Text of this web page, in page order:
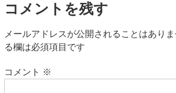
コメントを残す
メールアドレスが公開されることはありま
る欄は必須項目です
コメント ※